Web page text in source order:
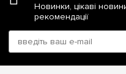
Новинки, цікаві
рекомендації